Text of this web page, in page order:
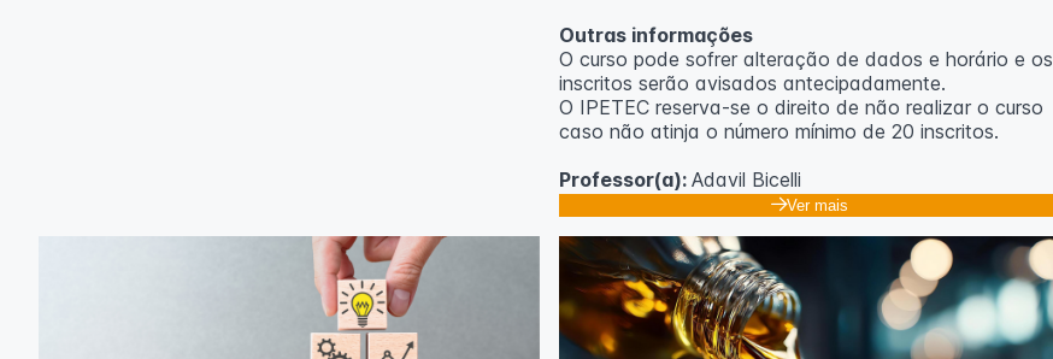
Outras informações
O curso pode sofrer alteração de dados e horário e os
inscritos serão avisados ​​antecipadamente.
O IPETEC reserva-se o direito de não realizar o curso
caso não atinja o número mínimo de 20 inscritos.
Professor(a): Adavil Bicelli
Ver mais